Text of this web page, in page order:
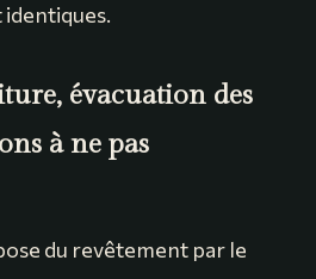
évacuation des
à ne pas
du revêtement par le